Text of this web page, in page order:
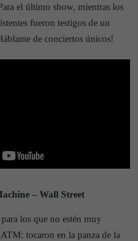
el último show, mientras los
fueron testigos de un
de conciertos únicos!
– Wall Street
los que no estén muy
tocaron en la panza de la